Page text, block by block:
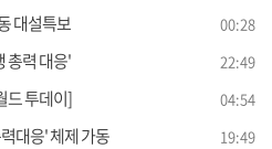
대설특보 00:28
총력 대응' 22:49
드 투데이] 04:54
대응' 체제 가동 19:49